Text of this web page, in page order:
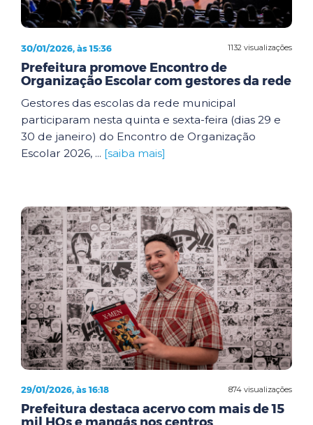
1132 visualizações
30/01/2026, às 15:36
Prefeitura promove Encontro de
Organização Escolar com gestores da rede
Gestores das escolas da rede municipal
participaram nesta quinta e sexta-feira (dias 29 e
30 de janeiro) do Encontro de Organização
Escolar 2026, ... [saiba mais]
874 visualizações
29/01/2026, às 16:18
Prefeitura destaca acervo com mais de 15